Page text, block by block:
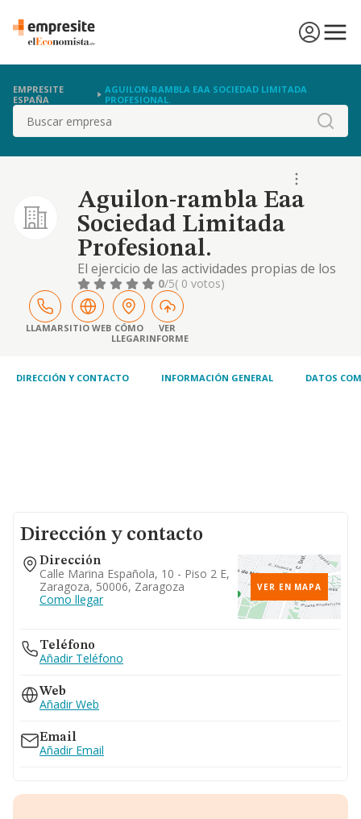
EMPRESITE
ESPAÑA
AGUILON-RAMBLA EAA SOCIEDAD LIMITADA
PROFESIONAL.
Buscar
Aguilon-rambla Eaa
Sociedad Limitada
Profesional.
El ejercicio de las actividades propias de los
abogados y economistas
0/5( 0 votos)
LLAMARSITIO WEB CÓMO
LLEGAR
VER
INFORME
DIRECCIÓN Y CONTACTO INFORMACIÓN GENERAL DATOS
Dirección y contacto
Dirección
Calle Marina Española, 10 - Piso 2 E,
Zaragoza, 50006, Zaragoza
Como llegar
VER EN MAPA
Teléfono
Añadir Teléfono
Web
Añadir Web
Email
Añadir Email